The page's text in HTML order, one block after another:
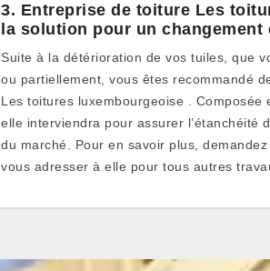
3. Entreprise de toiture Les
la solution pour un
Suite à la détérioration de vos tuiles, que
ou partiellement, vous êtes recommandé
Les toitures luxembourgeoise . Composée
elle interviendra pour assurer l’étanchéité
du marché. Pour en savoir plus,
vous adresser à elle pour tous autres